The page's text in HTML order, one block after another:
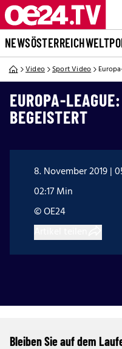
NEWSÖSTERREICHWELT
Video Sport Video
EUROPA-
BEGEISTERT
8. November 2019 |
02:17 Min
© OE24
Bleiben Sie auf dem